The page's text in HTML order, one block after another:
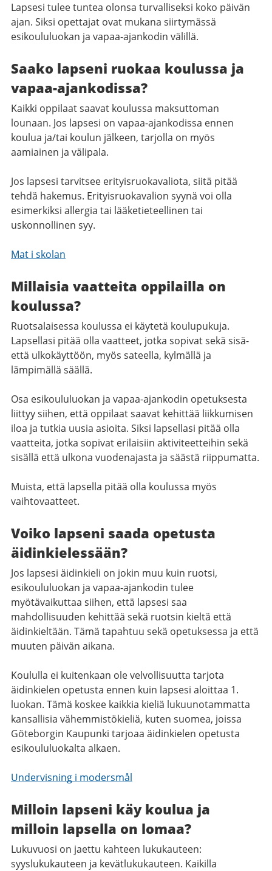
Lapsesi tulee tuntea olonsa turvalliseksi koko päivän
ajan. Siksi opettajat ovat mukana siirtymässä
esikoululuokan ja vapaa-ajankodin välillä.
Saako lapseni ruokaa koulussa ja
vapaa-ajankodissa?
Kaikki oppilaat saavat koulussa maksuttoman
lounaan. Jos lapsesi on vapaa-ajankodissa ennen
koulua ja/tai koulun jälkeen, tarjolla on myös
aamiainen ja välipala.
Jos lapsesi tarvitsee erityisruokavaliota, siitä pitää
tehdä hakemus. Erityisruokavalion syynä voi olla
esimerkiksi allergia tai lääketieteellinen tai
uskonnollinen syy.
Mat i skolan
Millaisia vaatteita oppilailla on
koulussa?
Ruotsalaisessa koulussa ei käytetä koulupukuja.
Lapsellasi pitää olla vaatteet, jotka sopivat sekä sisä-
että ulkokäyttöön, myös sateella, kylmällä ja
lämpimällä säällä.
Osa esikoululuokan ja vapaa-ajankodin opetuksesta
liittyy siihen, että oppilaat saavat kehittää liikkumisen
iloa ja tutkia uusia asioita. Siksi lapsellasi pitää olla
vaatteita, jotka sopivat erilaisiin aktiviteetteihin sekä
sisällä että ulkona vuodenajasta ja säästä riippumatta.
Muista, että lapsella pitää olla koulussa myös
vaihtovaatteet.
Voiko lapseni saada opetusta
äidinkielessään?
Jos lapsesi äidinkieli on jokin muu kuin ruotsi,
esikoululuokan ja vapaa-ajankodin tulee
myötävaikuttaa siihen, että lapsesi saa
mahdollisuuden kehittää sekä ruotsin kieltä että
äidinkieltään. Tämä tapahtuu sekä opetuksessa ja että
muuten päivän aikana.
Koululla ei kuitenkaan ole velvollisuutta tarjota
äidinkielen opetusta ennen kuin lapsesi aloittaa 1.
luokan. Tämä koskee kaikkia kieliä lukuunotammatta
kansallisia vähemmistökieliä, kuten suomea, joissa
Göteborgin Kaupunki tarjoaa äidinkielen opetusta
esikoululuokalta alkaen.
Undervisning i modersmål
Milloin lapseni käy koulua ja
milloin lapsella on lomaa?
Lukuvuosi on jaettu kahteen lukukauteen:
syyslukukauteen ja kevätlukukauteen. Kaikilla